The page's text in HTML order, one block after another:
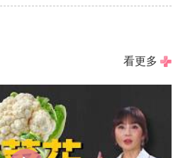
看更多